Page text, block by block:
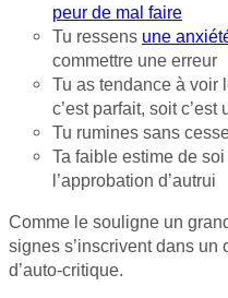
peur de mal faire
Tu ressens une
commettre une erreur
Tu as tendance à voir
c’est parfait, soit c’est
Tu rumines sans
Ta faible estime de
l’approbation d’autrui
Comme le souligne un
signes s’inscrivent dans un
d’auto-critique.